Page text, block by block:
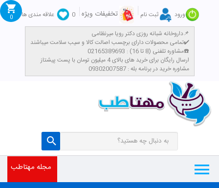
ورود ثبت نام تخفیفات ویژه 0
علاقه مندی ها
داروخانه شبانه روزی دکتر رویا میرنظامی📌
تمامی محصولات دارای برچسب اصالت کالا و سیب سلامت میباشند✔️
مشاوره تلفنی (8 تا 16) : 02165389693☎️
​ارسال رایگان برای خرید های بالای 4 میلیون تومان با پست پیشتاز
مشاوره خرید در برنامه بله : 09302007587
0
مجله مهتاطب